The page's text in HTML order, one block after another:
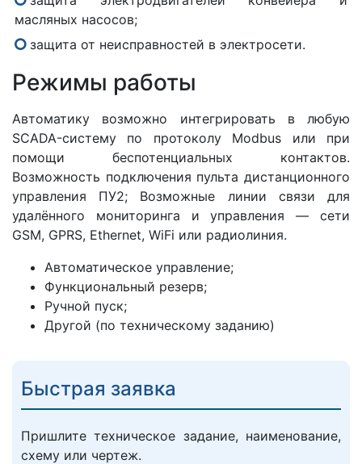
масляных насосов;
защита от неисправностей в электросети.
Режимы работы
Автоматику возможно интегрировать в любую
SCADA-систему по протоколу Modbus или при
помощи беспотенциальных контактов.
Возможность подключения пульта дистанционного
управления ПУ2; Возможные линии связи для
удалённого мониторинга и управления — сети
GSM, GPRS, Ethernet, WiFi или радиолиния.
Автоматическое управление;
Функциональный резерв;
Ручной пуск;
Другой (по техническому заданию)
Быстрая заявка
Пришлите техническое задание, наименование,
схему или чертеж.